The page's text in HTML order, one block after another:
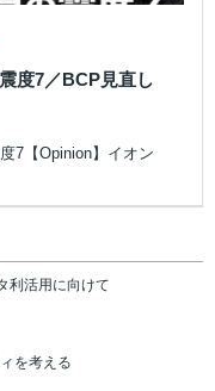
度7／BCP見直し
7【Opinion】イオン
利活用に向けて
を考える